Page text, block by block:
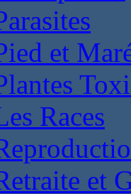
et
Races
et